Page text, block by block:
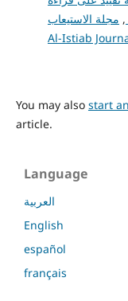
, مجلة الاستيعاب
Al-Istiab
You may also start
article.
Language
العربية
English
español
français